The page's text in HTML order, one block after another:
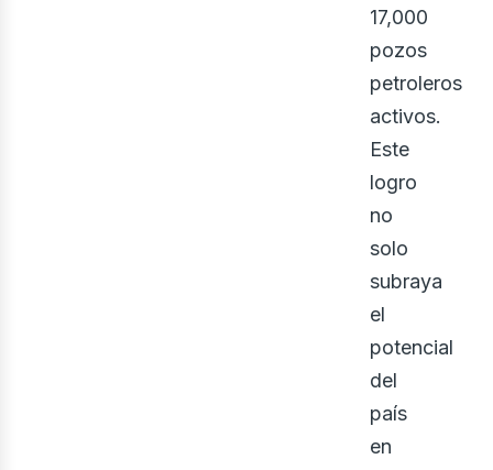
17,000
pozos
petroleros
activos.
Este
logro
no
solo
subraya
el
potencial
del
país
en